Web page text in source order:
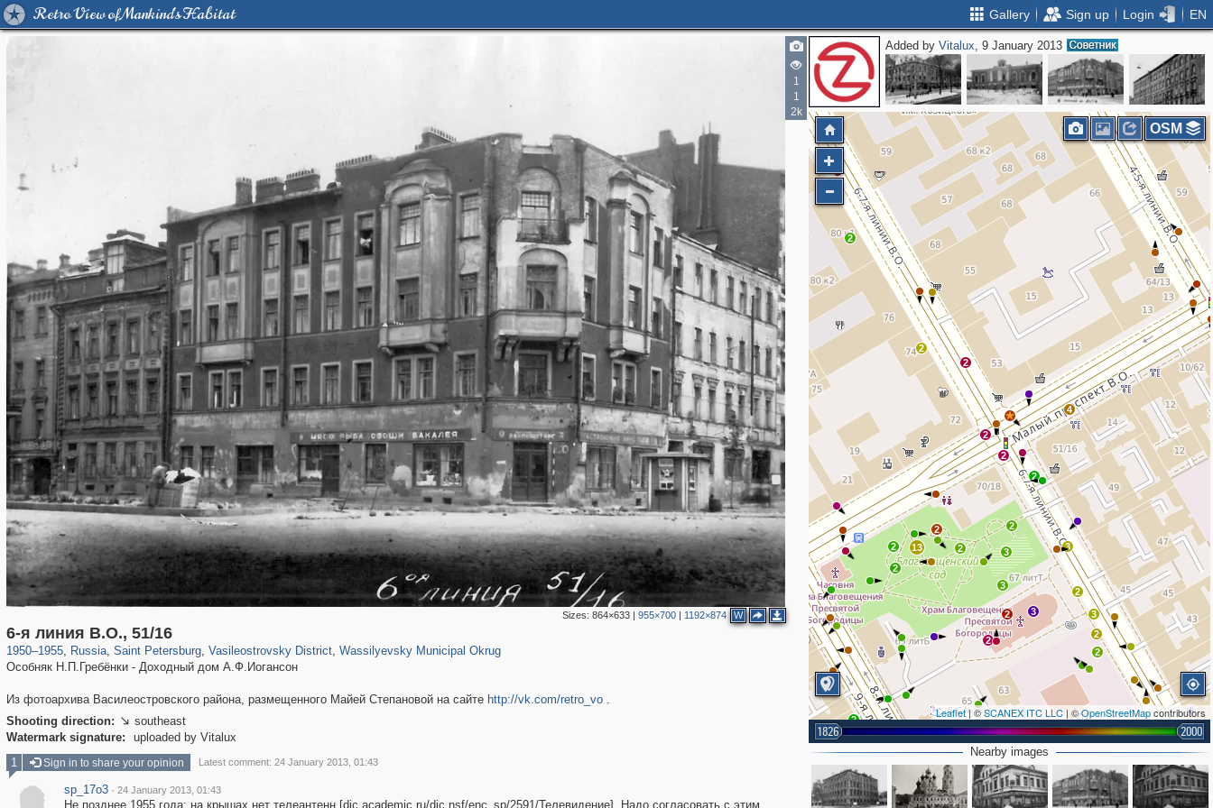
Retro View of Mankind's Habitat Gallery Sign up Login EN
1
1
2k
Sizes: 864×633| 955×700| 1192×874 W
6-я линия В.О., 51/16
1950–1955, Russia
1,406,261 29,243
, Saint Petersburg
197,118 5,709
, Vasileostrovsky District, Wassilyevsky Municipal Okrug
Особняк Н.П.Гребёнки - Доходный дом А.Ф.Иогансон
Из фотоархива Василеостровского района, размещенного Майей Степановой на сайте http://vk.com/retro_vo.
Shooting direction:  southeast
Watermark signature:
uploaded by Vitalux
Added byVitalux, 9 January 2013
4
2
2
2
2
3
2
3
2
3
3
2
3
13
2
2
2
2
2
2
3
3
2
3
2
2
2
2
2
Leaflet| ©SCANEX ITC LLC | ©OpenStreetMapcontributors
1826 2000
OSM
Nearby images
1
Sign in to share your opinion Latest comment: 24 January 2013, 01:43
sp_17o3 · 24 January 2013, 01:43
Не позднее 1955 года: на крышах нет телеантенн [dic.academic.ru/dic.nsf/enc_sp/2591/Телевидение]. Надо согласовать с этим